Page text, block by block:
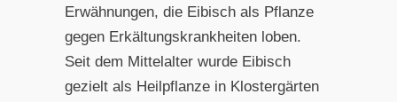
Erwähnungen, die Eibisch als Pflanze
gegen Erkältungskrankheiten loben.
Seit dem Mittelalter wurde Eibisch
gezielt als Heilpflanze in Klostergärten